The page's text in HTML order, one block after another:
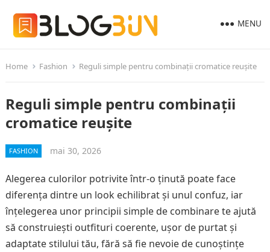
MENU
Home Fashion Reguli simple pentru combinații cromatice reușite
Reguli simple pentru combinații
cromatice reușite
FASHION mai 30, 2026
Alegerea culorilor potrivite într-o ținută poate face
diferența dintre un look echilibrat și unul confuz, iar
înțelegerea unor principii simple de combinare te ajută
să construiești outfituri coerente, ușor de purtat și
adaptate stilului tău, fără să fie nevoie de cunoștințe